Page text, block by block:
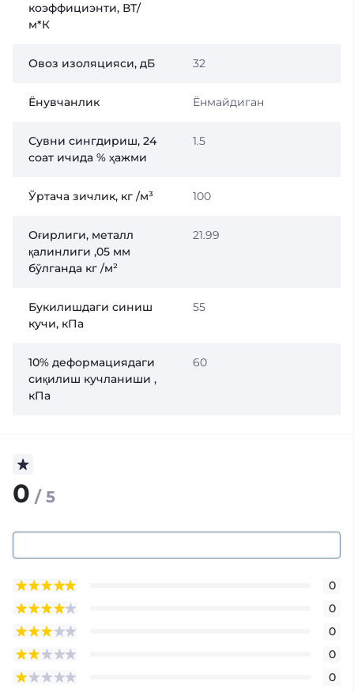
коэффициэнти, ВТ/
м*К
Овоз изоляцияси, дБ 32
Ёнувчанлик Ёнмайдиган
Сувни сингдириш, 24
соат ичида % ҳажми
1.5
Ўртача зичлик, кг /м³ 100
Оғирлиги, металл
қалинлиги ,05 мм
бўлганда кг /м²
21.99
Букилишдаги синиш
кучи, кПа
55
10% деформациядаги
сиқилиш кучланиши ,
кПа
60
0 / 5
0
0
0
0
0